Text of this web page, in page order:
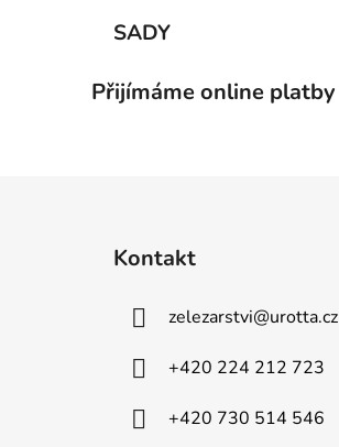
SADY
Přijímáme online platby
Kontakt
zelezarstvi@urotta.cz
+420 224 212 723
+420 730 514 546